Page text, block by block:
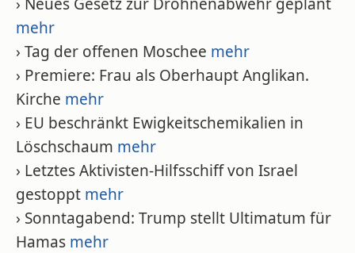
mehr
› Tag der offenen Moschee mehr
› Premiere: Frau als Oberhaupt Anglikan.
Kirche mehr
› EU beschränkt Ewigkeitschemikalien in
Löschschaum mehr
› Letztes Aktivisten-Hilfsschiff von Israel
gestoppt mehr
› Sonntagabend: Trump stellt Ultimatum für
Hamas mehr